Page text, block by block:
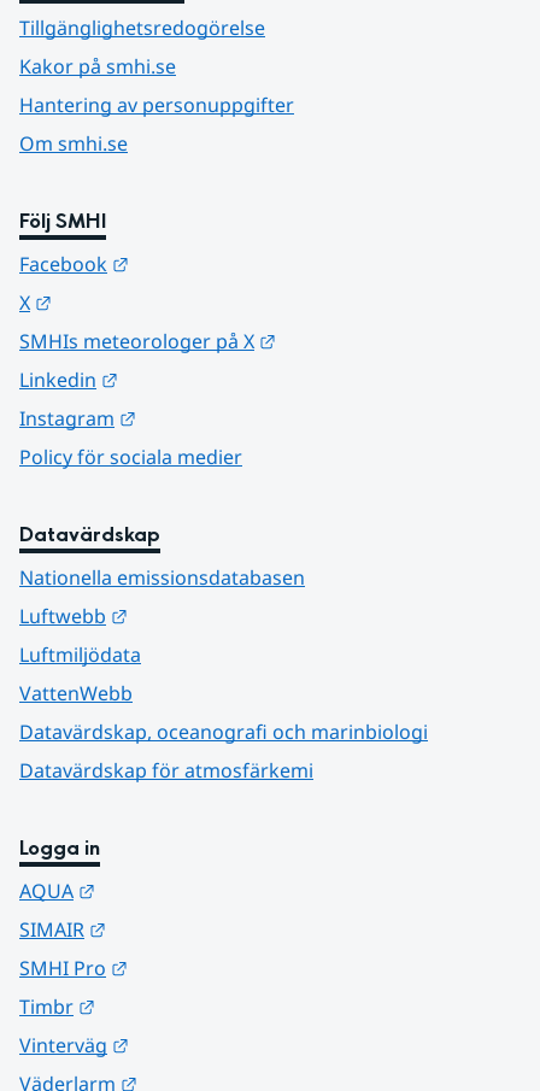
Tillgänglighetsredogörelse
Kakor på smhi.se
Hantering av personuppgifter
Om smhi.se
Följ SMHI
Facebook
X
SMHIs meteorologer på X
Linkedin
Instagram
Policy för sociala medier
Datavärdskap
Nationella emissionsdatabasen
Luftwebb
Luftmiljödata
VattenWebb
Datavärdskap, oceanografi och marinbiologi
Datavärdskap för atmosfärkemi
Logga in
AQUA
SIMAIR
SMHI Pro
Timbr
Vinterväg
Väderlarm